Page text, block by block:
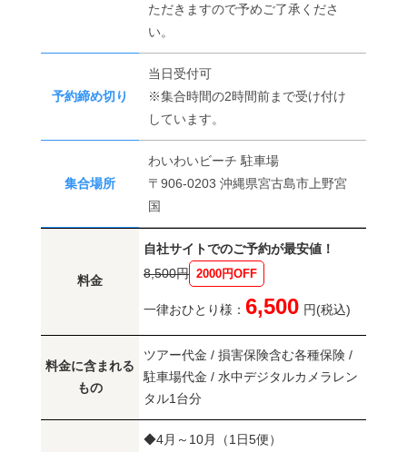
ただきますので予めご了承くださ
い。
予約締め切り
当日受付可
※集合時間の2時間前まで受け付け
しています。
集合場所
わいわいビーチ 駐車場
〒906-0203 沖縄県宮古島市上野宮
国
料金
自社サイトでのご予約が最安値！
8,500円 2000円OFF
一律おひとり様： 6,500 円(税込)
料金に含まれる
もの
ツアー代金 / 損害保険含む各種保険 /
駐車場代金 / 水中デジタルカメラレン
タル1台分
◆4月～10月（1日5便）